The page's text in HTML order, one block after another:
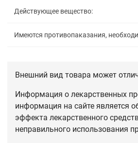
Действующее вещество:
Имеются противопаказания,
Внешний вид товара может
Информация о лекарственных
информация на сайте является
эффекта лекарственного
неправильного использования